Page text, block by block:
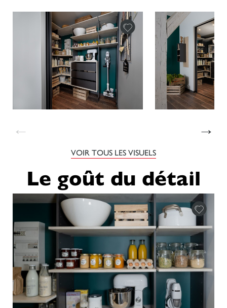
← →
VOIR TOUS LES VISUELS
Le goût du détail